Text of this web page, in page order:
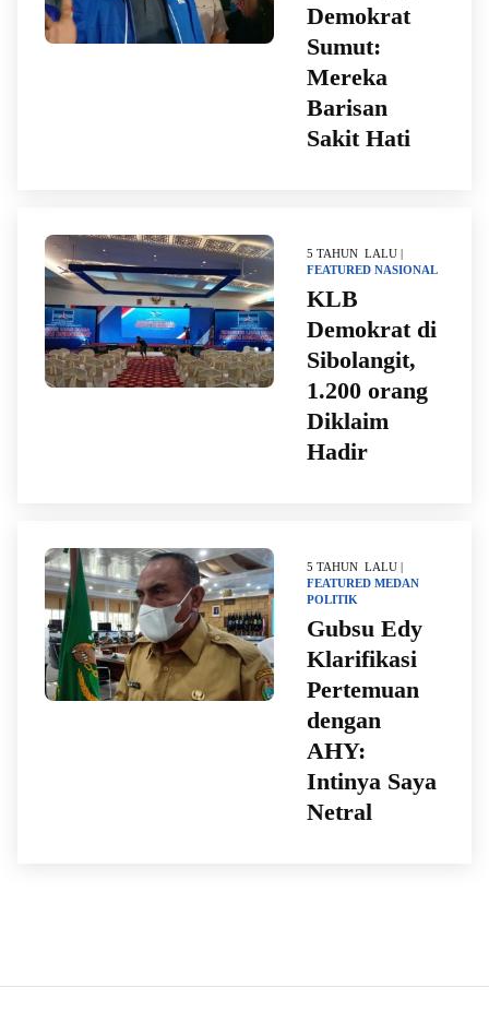
Demokrat
Sumut:
Mereka
Barisan
Sakit Hati
5 TAHUN LALU |
FEATURED NASIONAL
KLB
Demokrat di
Sibolangit,
1.200 orang
Diklaim
Hadir
5 TAHUN LALU |
FEATURED MEDAN
POLITIK
Gubsu Edy
Klarifikasi
Pertemuan
dengan
AHY:
Intinya Saya
Netral